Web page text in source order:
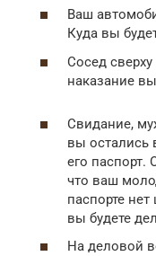
Ваш
Куда вы
Сосед
наказание
Свидание,
вы остались
его паспорт.
что ваш
паспорте
вы будете
На деловой